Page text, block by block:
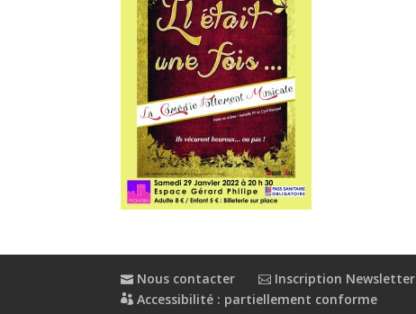
Nous contacter Inscription Newsletter
Accessibilité : partiellement conforme